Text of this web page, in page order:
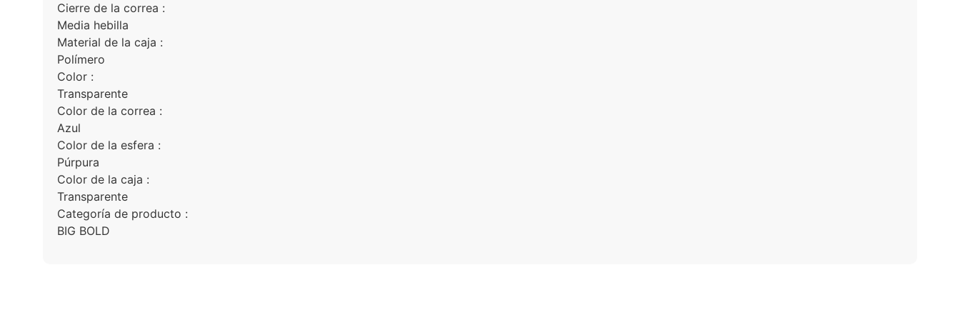
Cierre de la correa :
Media hebilla
Material de la caja :
Polímero
Color :
Transparente
Color de la correa :
Azul
Color de la esfera :
Púrpura
Color de la caja :
Transparente
Categoría de producto :
BIG BOLD